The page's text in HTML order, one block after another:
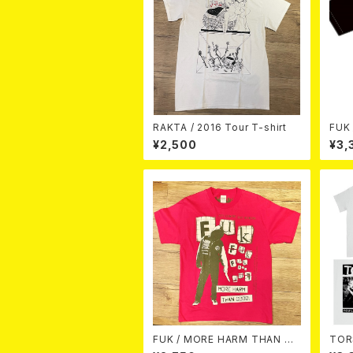
RAKTA / 2016 Tour T-shirt
¥2,500
FUK / MORE HARM THAN GO